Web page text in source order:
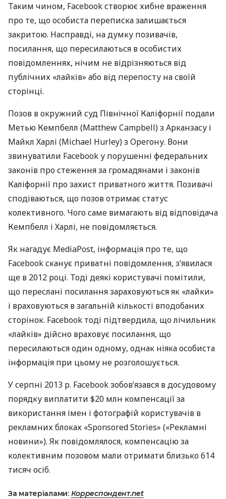
Таким чином, Facebook створює хибне враження
про те, що особиста переписка залишається
закритою. Насправді, на думку позивачів,
посилання, що пересилаються в особистих
повідомленнях, нічим не відрізняються від
публічних «лайків» або від перепосту на своїй
сторінці.
Позов в окружний суд Північної Каліфорнії подали
Метью Кемпбелл (Matthew Campbell) з Арканзасу і
Майкл Харлі (Michael Hurley) з Орегону. Вони
звинуватили Facebook у порушенні федеральних
законів про стеження за громадянами і законів
Каліфорнії про захист приватного життя. Позивачі
сподіваються, що позов отримає статус
колективного. Чого саме вимагають від відповідача
Кемпбелл і Харлі, не повідомляється.
Як нагадує MediaPost, інформація про те, що
Facebook сканує приватні повідомлення, з’явилася
ще в 2012 році. Тоді деякі користувачі помітили,
що переслані посилання зараховуються як «лайки»
і враховуються в загальній кількості вподобаних
сторінок. Facebook тоді підтвердила, що лічильник
«лайків» дійсно враховує посилання, що
пересилаються один одному, однак ніяка особиста
інформація при цьому не розголошується.
У серпні 2013 р. Facebook зобов’язався в досудовому
порядку виплатити $20 млн компенсації за
використання імен і фотографій користувачів в
рекламних блоках «Sponsored Stories» («Рекламні
новини»). Як повідомлялося, компенсацію за
колективним позовом мали отримати близько 614
тисяч осіб.
За матеріалами: Корреспондент.net